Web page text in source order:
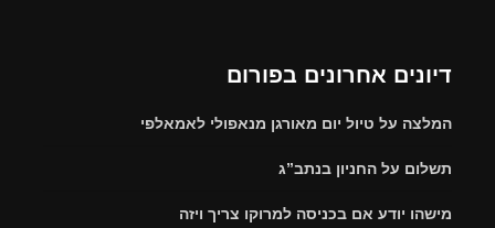
דיונים אחרונים בפורום
המלצה על טיול יום מאורגן מנאפולי לאמאלפי
תשלום על החניון בנתב”ג
מישהו יודע אם בכניסה למרוקו צריך ויזה